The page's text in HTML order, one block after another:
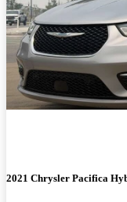
2021 Chrysler Pacifica